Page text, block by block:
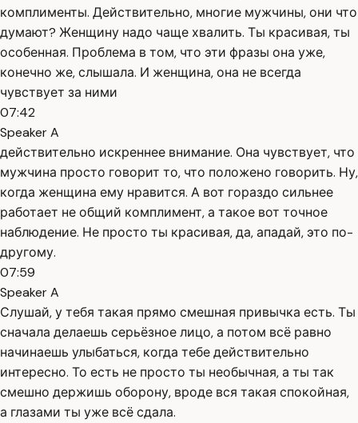
комплименты. Действительно, многие мужчины, они что
думают? Женщину надо чаще хвалить. Ты красивая, ты
особенная. Проблема в том, что эти фразы она уже,
конечно же, слышала. И женщина, она не всегда
чувствует за ними
07:42
Speaker A
действительно искреннее внимание. Она чувствует, что
мужчина просто говорит то, что положено говорить. Ну,
когда женщина ему нравится. А вот гораздо сильнее
работает не общий комплимент, а такое вот точное
наблюдение. Не просто ты красивая, да, ападай, это по-
другому.
07:59
Speaker A
Слушай, у тебя такая прямо смешная привычка есть. Ты
сначала делаешь серьёзное лицо, а потом всё равно
начинаешь улыбаться, когда тебе действительно
интересно. То есть не просто ты необычная, а ты так
смешно держишь оборону, вроде вся такая спокойная,
а глазами ты уже всё сдала.